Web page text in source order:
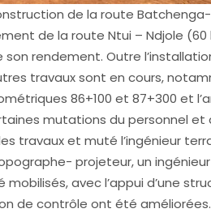
de la route
de la route Ntui – Ndjole (60
rendement. Outre
travaux sont en cours,
86+100 et 87+300 et
mutations du personnel et
travaux et muté l’ingénieur
projeteur, un
avec l’appui d’une
de contrôle ont été